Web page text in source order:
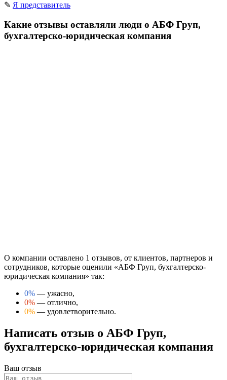
✎ Я представитель
Какие отзывы оставляли люди о АБФ Груп,
бухгалтерско-юридическая компания
О компании оставлено 1 отзывов, от клиентов, партнеров и
сотрудников, которые оценили «АБФ Груп, бухгалтерско-
юридическая компания» так:
0% — ужасно,
0% — отлично,
0% — удовлетворительно.
Написать отзыв о АБФ Груп,
бухгалтерско-юридическая компания
Ваш отзыв